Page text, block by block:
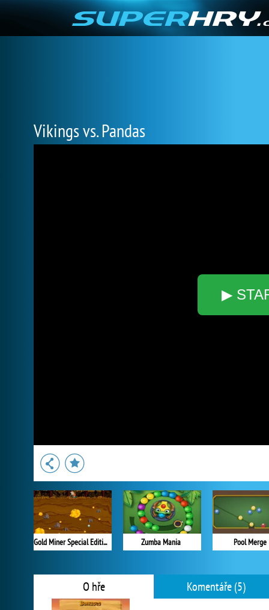
Vikings vs. Pandas
▶
Gold Miner Special Edition Zumba Mania Pool Merge
O hře Komentáře (5)